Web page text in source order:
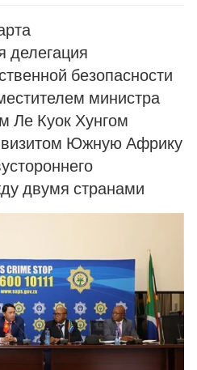
делегация
безопасности
министра
Ле Куок Хунгом
визитом Южную Африку
двумя странами